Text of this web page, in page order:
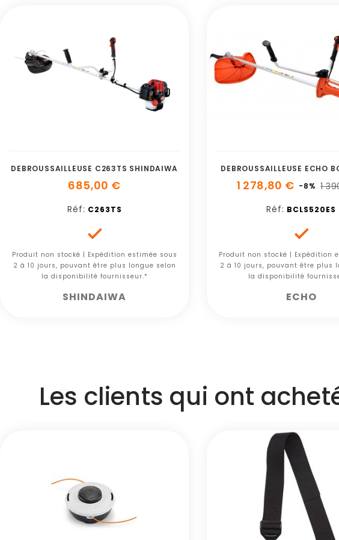
DEBROUSSAILLEUSE C263TS SHINDAIWA
685,00 €
Réf: C263TS

Produit non stocké | Expédition estimée sous
2 à 10 jours, pouvant être plus longue selon
la disponibilité fournisseur.*
SHINDAIWA
DEBROUSSAILLEUSE ECHO
1 278,80 € -8% 1
Réf: BCLS520ES

Produit non stocké | Expédition
2 à 10 jours, pouvant être plus
la disponibilité
ECHO
Les clients qui ont